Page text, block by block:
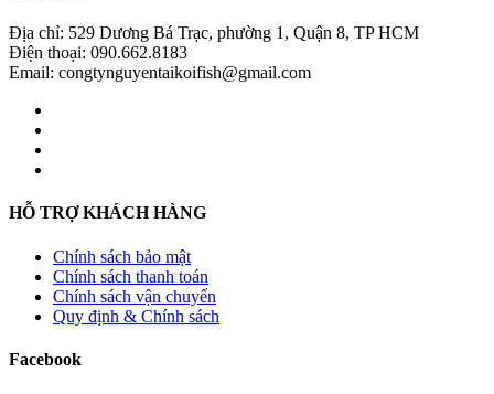
Địa chỉ: 529 Dương Bá Trạc, phường 1, Quận 8, TP HCM
Điện thoại: 090.662.8183
Email: congtynguyentaikoifish@gmail.com
HỖ TRỢ KHÁCH HÀNG
Chính sách bảo mật
Chính sách thanh toán
Chính sách vận chuyển
Quy định & Chính sách
Facebook